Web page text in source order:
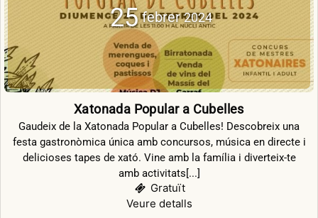
25 febrer 2024
Xatonada Popular a Cubelles
Gaudeix de la Xatonada Popular a Cubelles! Descobreix una
festa gastronòmica única amb concursos, música en directe i
delicioses tapes de xató. Vine amb la família i diverteix-te
amb activitats[...]
Gratuït
Veure detalls